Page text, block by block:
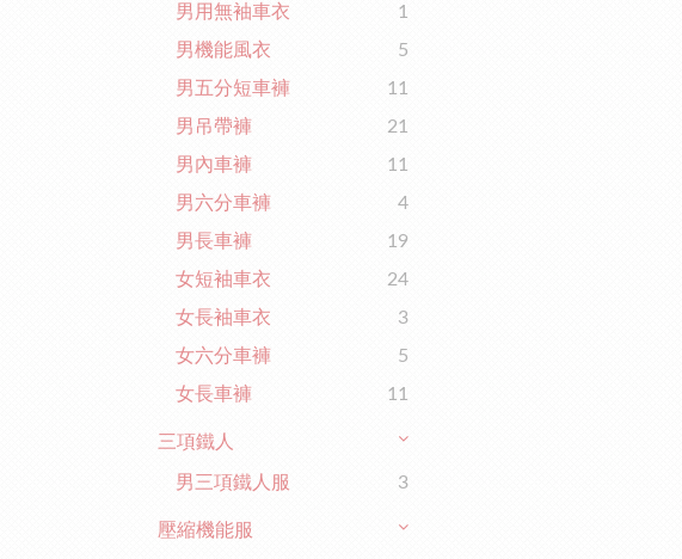
男用無袖車衣
1
男機能風衣
5
男五分短車褲
11
男吊帶褲
21
男內車褲
11
男六分車褲
4
男長車褲
19
女短袖車衣
24
女長袖車衣
3
女六分車褲
5
女長車褲
11
三項鐵人
男三項鐵人服 3
壓縮機能服